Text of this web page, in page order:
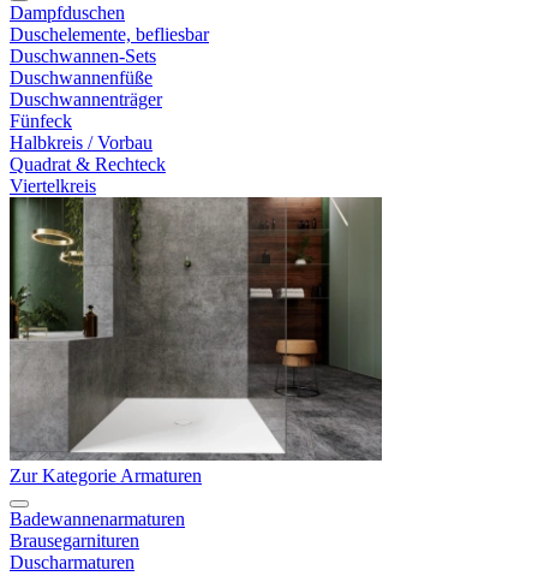
Dampfduschen
Duschelemente, befliesbar
Duschwannen-Sets
Duschwannenfüße
Duschwannenträger
Fünfeck
Halbkreis / Vorbau
Quadrat & Rechteck
Viertelkreis
Zur Kategorie Armaturen
Badewannenarmaturen
Brausegarnituren
Duscharmaturen